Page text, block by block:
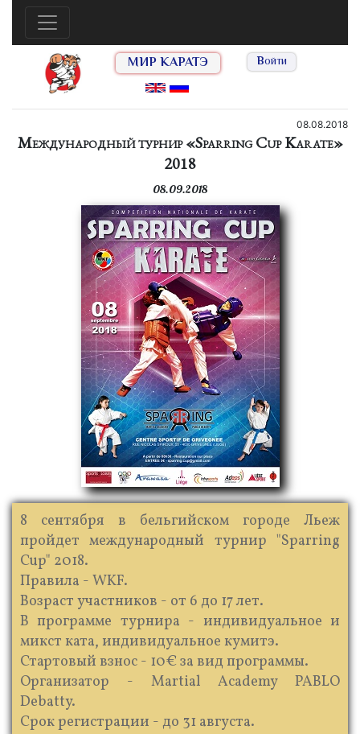
МИР КАРАТЭ Войти
08.08.2018
Международный турнир «Sparring Cup Karate»
2018
08.09.2018
8 сентября в бельгийском городе Льеж
пройдет международный турнир "Sparring
Cup" 2018.
Правила - WKF.
Возраст участников - от 6 до 17 лет.
В программе турнира - индивидуальное и
микст ката, индивидуальное кумитэ.
Стартовый взнос - 10€ за вид программы.
Организатор - Martial Academy PABLO
Debatty.
Срок регистрации - до 31 августа.